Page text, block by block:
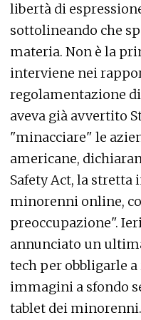
libertà di
sottolineando che
materia. Non è la
interviene nei
regolamentazione
aveva già avvertito
"minacciare" le
americane,
Safety Act, la
minorenni online,
preoccupazione".
annunciato un
tech per obbligarle
immagini a sfondo
tablet dei minorenni.